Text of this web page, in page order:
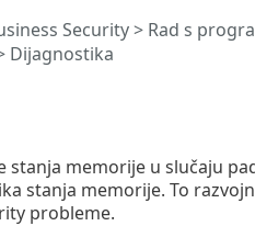
Security> Rad s
Dijagnostika
memorije u slučaju
stanja memorije. To
probleme.